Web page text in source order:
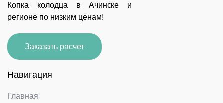
Копка колодца в Ачинске и
регионе по низким ценам!
Заказать расчет
Навигация
Главная